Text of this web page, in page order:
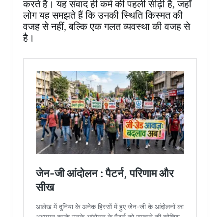
करते हैं। यह संवाद ही कर्म की पहली सीढ़ी है, जहाँ
लोग यह समझते हैं कि उनकी स्थिति किस्मत की
वजह से नहीं, बल्कि एक गलत व्यवस्था की वजह से
है।